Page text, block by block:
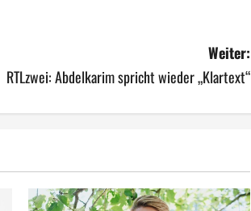
Weiter:
RTLzwei: Abdelkarim spricht wieder „Klartext“